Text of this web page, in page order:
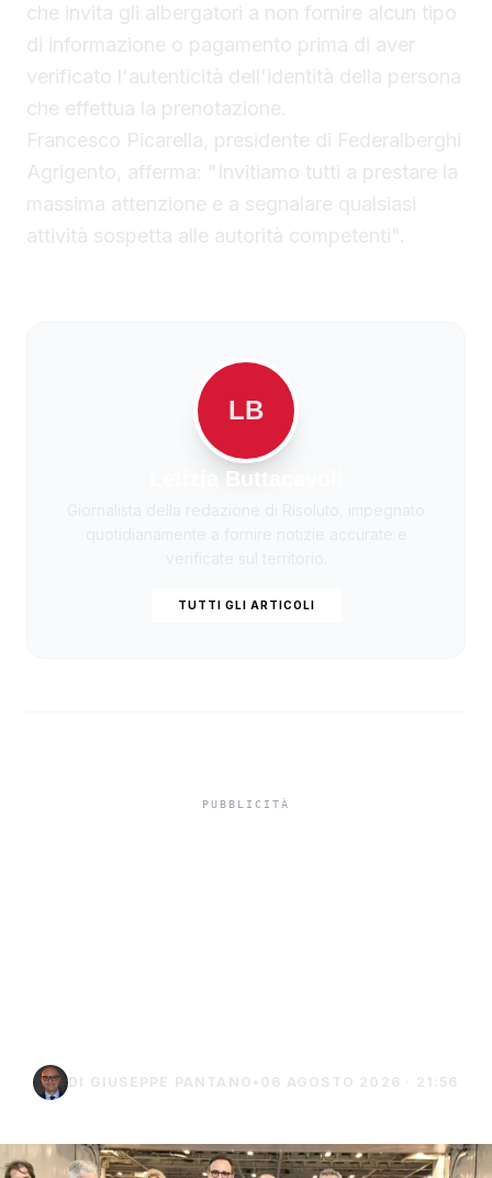
che invita gli albergatori a non fornire alcun tipo
di informazione o pagamento prima di aver
verificato l'autenticità dell'identità della persona
che effettua la prenotazione.
Francesco Picarella, presidente di Federalberghi
Agrigento, afferma: "Invitiamo tutti a prestare la
massima attenzione e a segnalare qualsiasi
attività sospetta alle autorità competenti".
LB
Letizia Buttacavoli
TUTTI GLI ARTICOLI
DI GIUSEPPE PANTANO • 06 AGOSTO 2026 · 21:56